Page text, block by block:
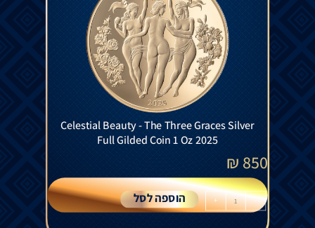
Celestial Beauty - The Three Graces Silver
Full Gilded Coin 1 Oz 2025
850
₪
-
+ הוספה לסל